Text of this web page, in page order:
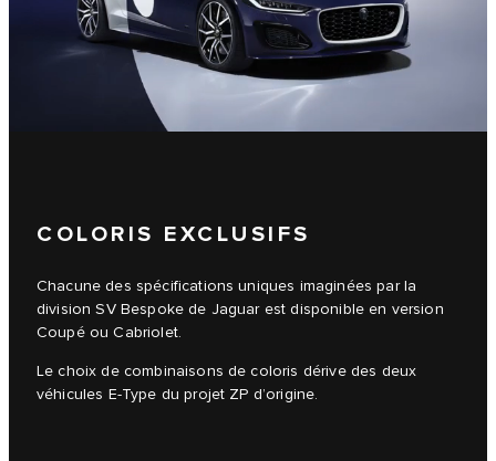
COLORIS EXCLUSIFS
Chacune des spécifications uniques imaginées par la
division SV Bespoke de Jaguar est disponible en version
Coupé ou Cabriolet.
Le choix de combinaisons de coloris dérive des deux
véhicules E-Type du projet ZP d’origine.